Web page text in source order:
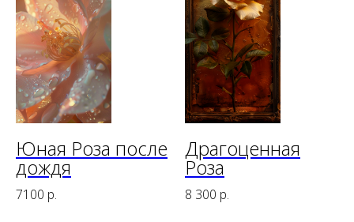
Юная Роза после
дождя
7100 р.
Драгоценная
Роза
8 300 р.